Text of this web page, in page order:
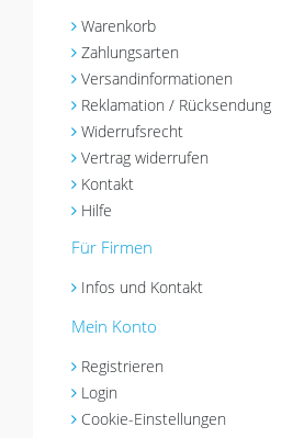
Warenkorb
Zahlungsarten
Versandinformationen
Reklamation / Rücksendung
Widerrufsrecht
Vertrag widerrufen
Kontakt
Hilfe
Für Firmen
Infos und Kontakt
Mein Konto
Registrieren
Login
Cookie-Einstellungen